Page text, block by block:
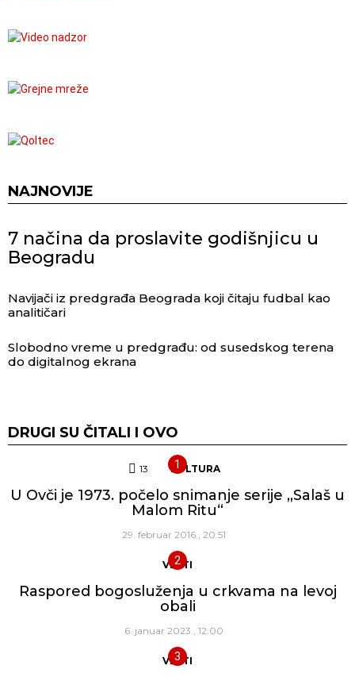
NAJNOVIJE
7 načina da proslavite godišnjicu u
Beogradu
Navijači iz predgrađa Beograda koji čitaju fudbal kao
analitičari
Slobodno vreme u predgrađu: od susedskog terena
do digitalnog ekrana
DRUGI SU ČITALI I OVO
13 Komentara
KULTURA
U Ovči je 1973. počelo snimanje serije „Salaš u
Malom Ritu“
29. februar 2016., 20:51
VESTI
Raspored bogosluženja u crkvama na levoj
obali
6. januar 2023., 12:00
VESTI